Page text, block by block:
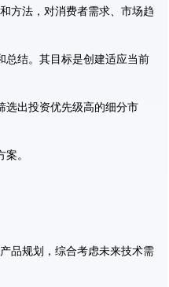
方法，对消费者需求、市场趋
总结。其目标是创建适应当前
选出投资优先级高的细分市
。
品规划，综合考虑未来技术需